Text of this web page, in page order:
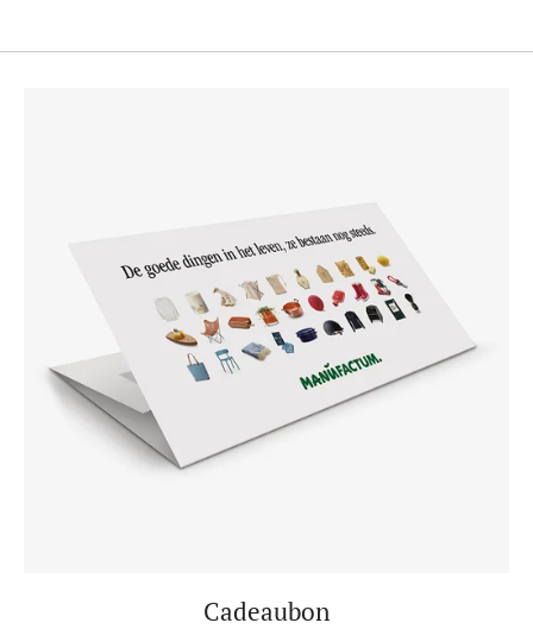
Cadeaubon